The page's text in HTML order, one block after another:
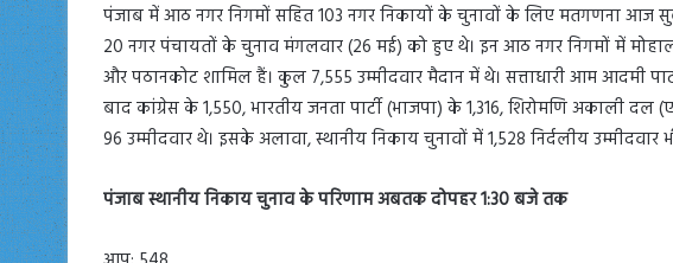
पंजाब में आठ नगर निगमों सहित 103 नगर निकायों के चुनावों के लिए मतगणना आज
20 नगर पंचायतों के चुनाव मंगलवार (26 मई) को हुए थे। इन आठ नगर निगमों में
और पठानकोट शामिल हैं। कुल 7,555 उम्मीदवार मैदान में थे। सत्ताधारी आम आदमी
बाद कांग्रेस के 1,550, भारतीय जनता पार्टी (भाजपा) के 1,316, शिरोमणि अकाली
96 उम्मीदवार थे। इसके अलावा, स्थानीय निकाय चुनावों में 1,528 निर्दलीय उम्मीदवार
पंजाब स्थानीय निकाय चुनाव के परिणाम अबतक दोपहर 1:30 बजे तक